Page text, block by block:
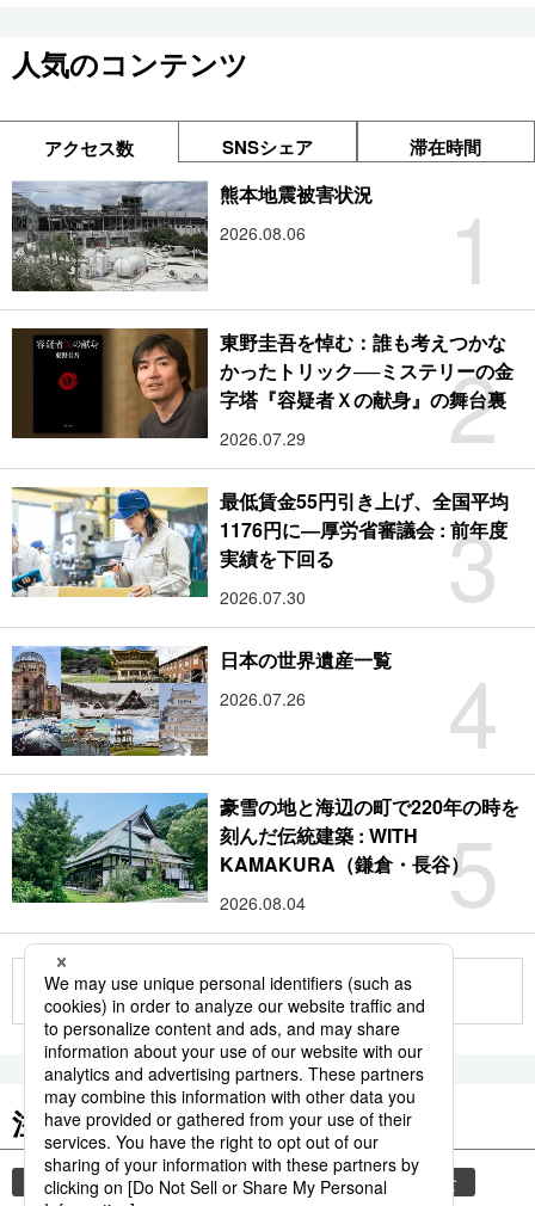
人気のコンテンツ
アクセス数 SNSシェア 滞在時間
1
熊本地震被害状況
2026.08.06
2
東野圭吾を悼む：誰も考えつかな
かったトリック──ミステリーの金
字塔『容疑者Ｘの献身』の舞台裏
2026.07.29
3
最低賃金55円引き上げ、全国平均
1176円に―厚労省審議会 : 前年度
実績を下回る
2026.07.30
4
日本の世界遺産一覧
2026.07.26
5
豪雪の地と海辺の町で220年の時を
刻んだ伝統建築 : WITH
KAMAKURA（鎌倉・長谷）
2026.08.04
もっと見る
注目のキーワード
共同通信ニュース 気象・災害 災害 和食